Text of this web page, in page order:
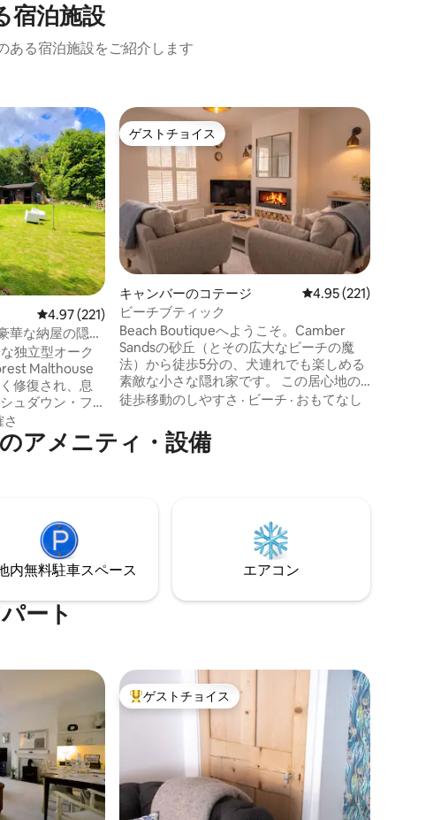
宿泊施設
ある宿泊施設をご紹介します
評価
す。
レビュー221件、5つ星中4.97つ星の平均評価
4.97 (221)
華な納屋の隠れ
独立型オーク
Malthouse
修復され、息
ュダウン・フ
2人専用
、高いアーチ
ープンプラン
最高の魅力を
ぎとプライバ
う。
ゲストチョイス
ゲストチョイス
キャンバーのコテージ レビュー221件、5つ
4.95 (221)
ビーチブティック
Beach Boutiqueへようこそ。Camber
Sandsの砂丘（とその広大なビーチの魔
法）から徒歩5分の、犬連れでも楽しめる
素敵な小さな隠れ家です。 この居心地の
よい2ベッドルームの宿泊施設は、カップ
設備の整ったキッチン、犬用の囲い付き
庭、Sky TV、超高速Wi-Fi、ビーチでのア
徒歩移動のしやすさ · ビーチ · おもてなし
アメニティ・設備
内無料駐⁠車ス⁠ペ⁠ー⁠ス エアコン
ート
す。 大好評のゲストチョイスです。
ゲストチョイス